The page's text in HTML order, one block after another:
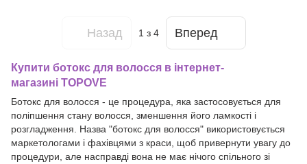
Назад 1 з 4 Вперед
Купити ботокс для волосся в інтернет-
магазині TOPOVE
Ботокс для волосся - це процедура, яка застосовується для
поліпшення стану волосся, зменшення його ламкості і
розгладження. Назва "ботокс для волосся" використовується
маркетологами і фахівцями з краси, щоб привернути увагу до
процедури, але насправді вона не має нічого спільного зі